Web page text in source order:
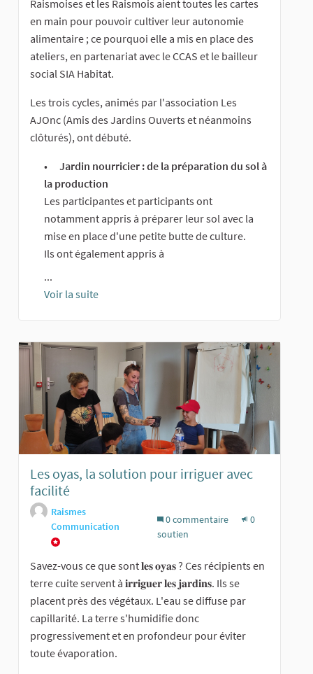
Raismoises et les Raismois aient toutes les cartes
en main pour pouvoir cultiver leur autonomie
alimentaire ; ce pourquoi elle a mis en place des
ateliers, en partenariat avec le CCAS et le bailleur
social SIA Habitat.
Les trois cycles, animés par l'association Les
AJOnc (Amis des Jardins Ouverts et néanmoins
clôturés), ont débuté.
Jardin nourricier : de la préparation du sol à
la production
Les participantes et participants ont
notamment appris à préparer leur sol avec la
mise en place d'une petite butte de culture.
Ils ont également appris à
...
Voir la suite
Les oyas, la solution pour irriguer avec
facilité
Raismes
Communication
0 commentaire
0
soutien
Savez-vous ce que sont 𝐥𝐞𝐬 𝐨𝐲𝐚𝐬 ? Ces récipients en
terre cuite servent à 𝐢𝐫𝐫𝐢𝐠𝐮𝐞𝐫 𝐥𝐞𝐬 𝐣𝐚𝐫𝐝𝐢𝐧𝐬. Ils se
placent près des végétaux. L'eau se diffuse par
capillarité. La terre s'humidifie donc
progressivement et en profondeur pour éviter
toute évaporation.